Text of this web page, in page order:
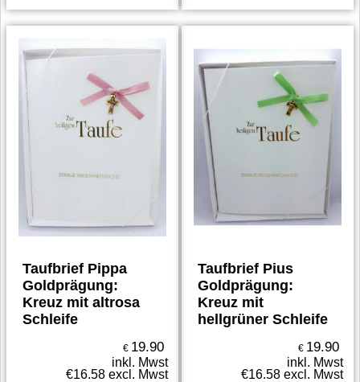
Taufbrief Pippa
Goldprägung:
Kreuz mit altrosa
Schleife
€ 19.90
inkl. Mwst
€16.58 excl. Mwst
Taufbrief Pius
Goldprägung:
Kreuz mit
hellgrüner Schleife
€ 19.90
inkl. Mwst
€16.58 excl. Mwst